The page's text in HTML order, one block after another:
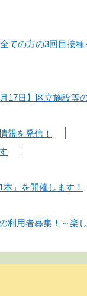
全ての方の3回目接
月17日】区立施設等
報を発信！
」を開催します！
用者募集！～楽